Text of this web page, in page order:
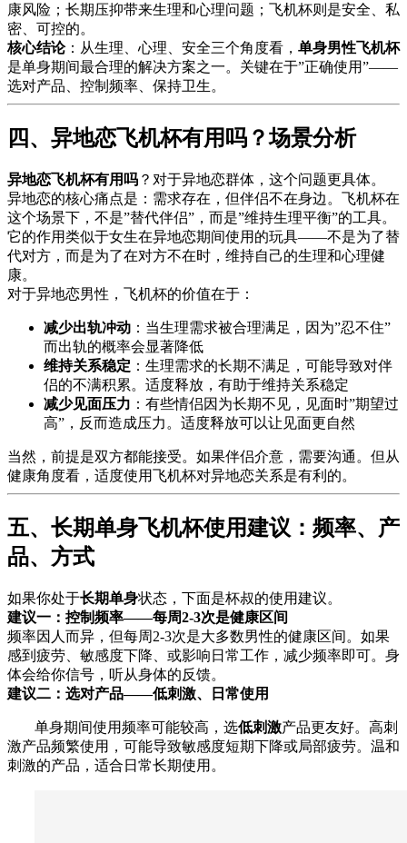
康风险；长期压抑带来生理和心理问题；飞机杯则是安全、私
密、可控的。
核心结论：从生理、心理、安全三个角度看， 单身男性飞机杯
是单身期间最合理的解决方案之一。关键在于”正确使用”——
选对产品、控制频率、保持卫生。
四、异地恋飞机杯有用吗？场景分析
异地恋飞机杯有用吗 ？对于异地恋群体，这个问题更具体。
异地恋的核心痛点是：需求存在，但伴侣不在身边。飞机杯在
这个场景下，不是”替代伴侣”，而是”维持生理平衡”的工具。
它的作用类似于女生在异地恋期间使用的玩具——不是为了替
代对方，而是为了在对方不在时，维持自己的生理和心理健
康。
对于异地恋男性，飞机杯的价值在于：
减少出轨冲动 ：当生理需求被合理满足，因为”忍不住”
而出轨的概率会显著降低
维持关系稳定 ：生理需求的长期不满足，可能导致对伴
侣的不满积累。适度释放，有助于维持关系稳定
减少见面压力 ：有些情侣因为长期不见，见面时”期望过
高”，反而造成压力。适度释放可以让见面更自然
当然，前提是双方都能接受。如果伴侣介意，需要沟通。但从
健康角度看，适度使用飞机杯对异地恋关系是有利的。
五、长期单身飞机杯使用建议：频率、产
品、方式
如果你处于长期单身状态，下面是杯叔的使用建议。
建议一：控制频率——每周2-3次是健康区间
频率因人而异，但每周2-3次是大多数男性的健康区间。如果
感到疲劳、敏感度下降、或影响日常工作，减少频率即可。身
体会给你信号，听从身体的反馈。
建议二：选对产品——低刺激、日常使用
单身期间使用频率可能较高，选低刺激产品更友好。高刺
激产品频繁使用，可能导致敏感度短期下降或局部疲劳。温和
刺激的产品，适合日常长期使用。